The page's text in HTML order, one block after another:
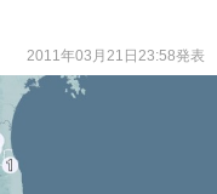
2011年03月21日23:58発表